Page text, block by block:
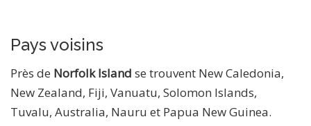
Pays voisins
Près de Norfolk Island se trouvent New Caledonia,
New Zealand, Fiji, Vanuatu, Solomon Islands,
Tuvalu, Australia, Nauru et Papua New Guinea.